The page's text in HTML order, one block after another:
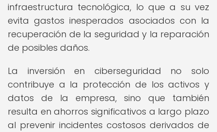
infraestructura tecnológica, lo que a su vez
evita gastos inesperados asociados con la
recuperación de la seguridad y la reparación
de posibles daños.
La inversión en ciberseguridad no solo
contribuye a la protección de los activos y
datos de la empresa, sino que también
resulta en ahorros significativos a largo plazo
al prevenir incidentes costosos derivados de